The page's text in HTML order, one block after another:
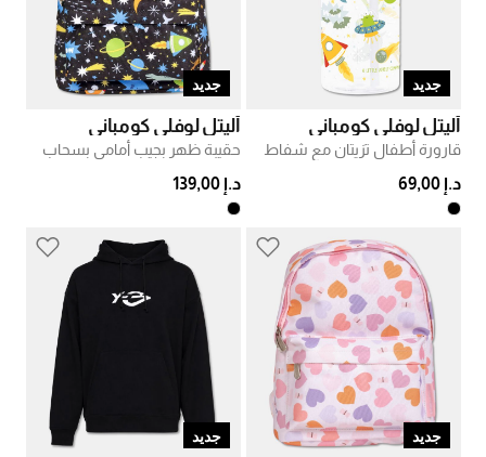
جديد
أليتل لوفلي كومباني
قارورة أطفال ترَيتان مع شفاط
د.إ 69,00
جديد
أليتل لوفلي كومباني
حقيبة ظهر بجيب أمامي بسحاب
د.إ 139,00
جديد جديد